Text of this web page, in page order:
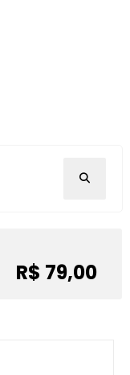
R$ 79,00